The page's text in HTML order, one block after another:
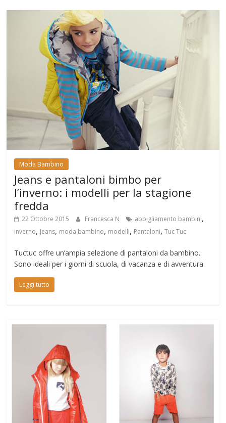
Moda Bambino
Jeans e pantaloni bimbo per
l’inverno: i modelli per la stagione
fredda
22 Ottobre 2015 Francesca N abbigliamento bambini,
inverno, Jeans, moda bambino, modelli, Pantaloni,Tuc Tuc
Tuctuc offre un’ampia selezione di pantaloni da bambino.
Sono ideali per i giorni di scuola, di vacanza e di avventura.
Leggi tutto